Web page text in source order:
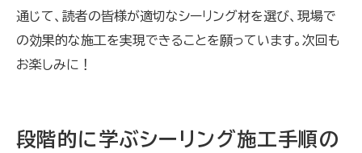
通じて、読者の皆様が適切なシーリング材を選び、現場で
の効果的な施工を実現できることを願っています。次回も
お楽しみに！
段階的に学ぶシーリング施工手順の